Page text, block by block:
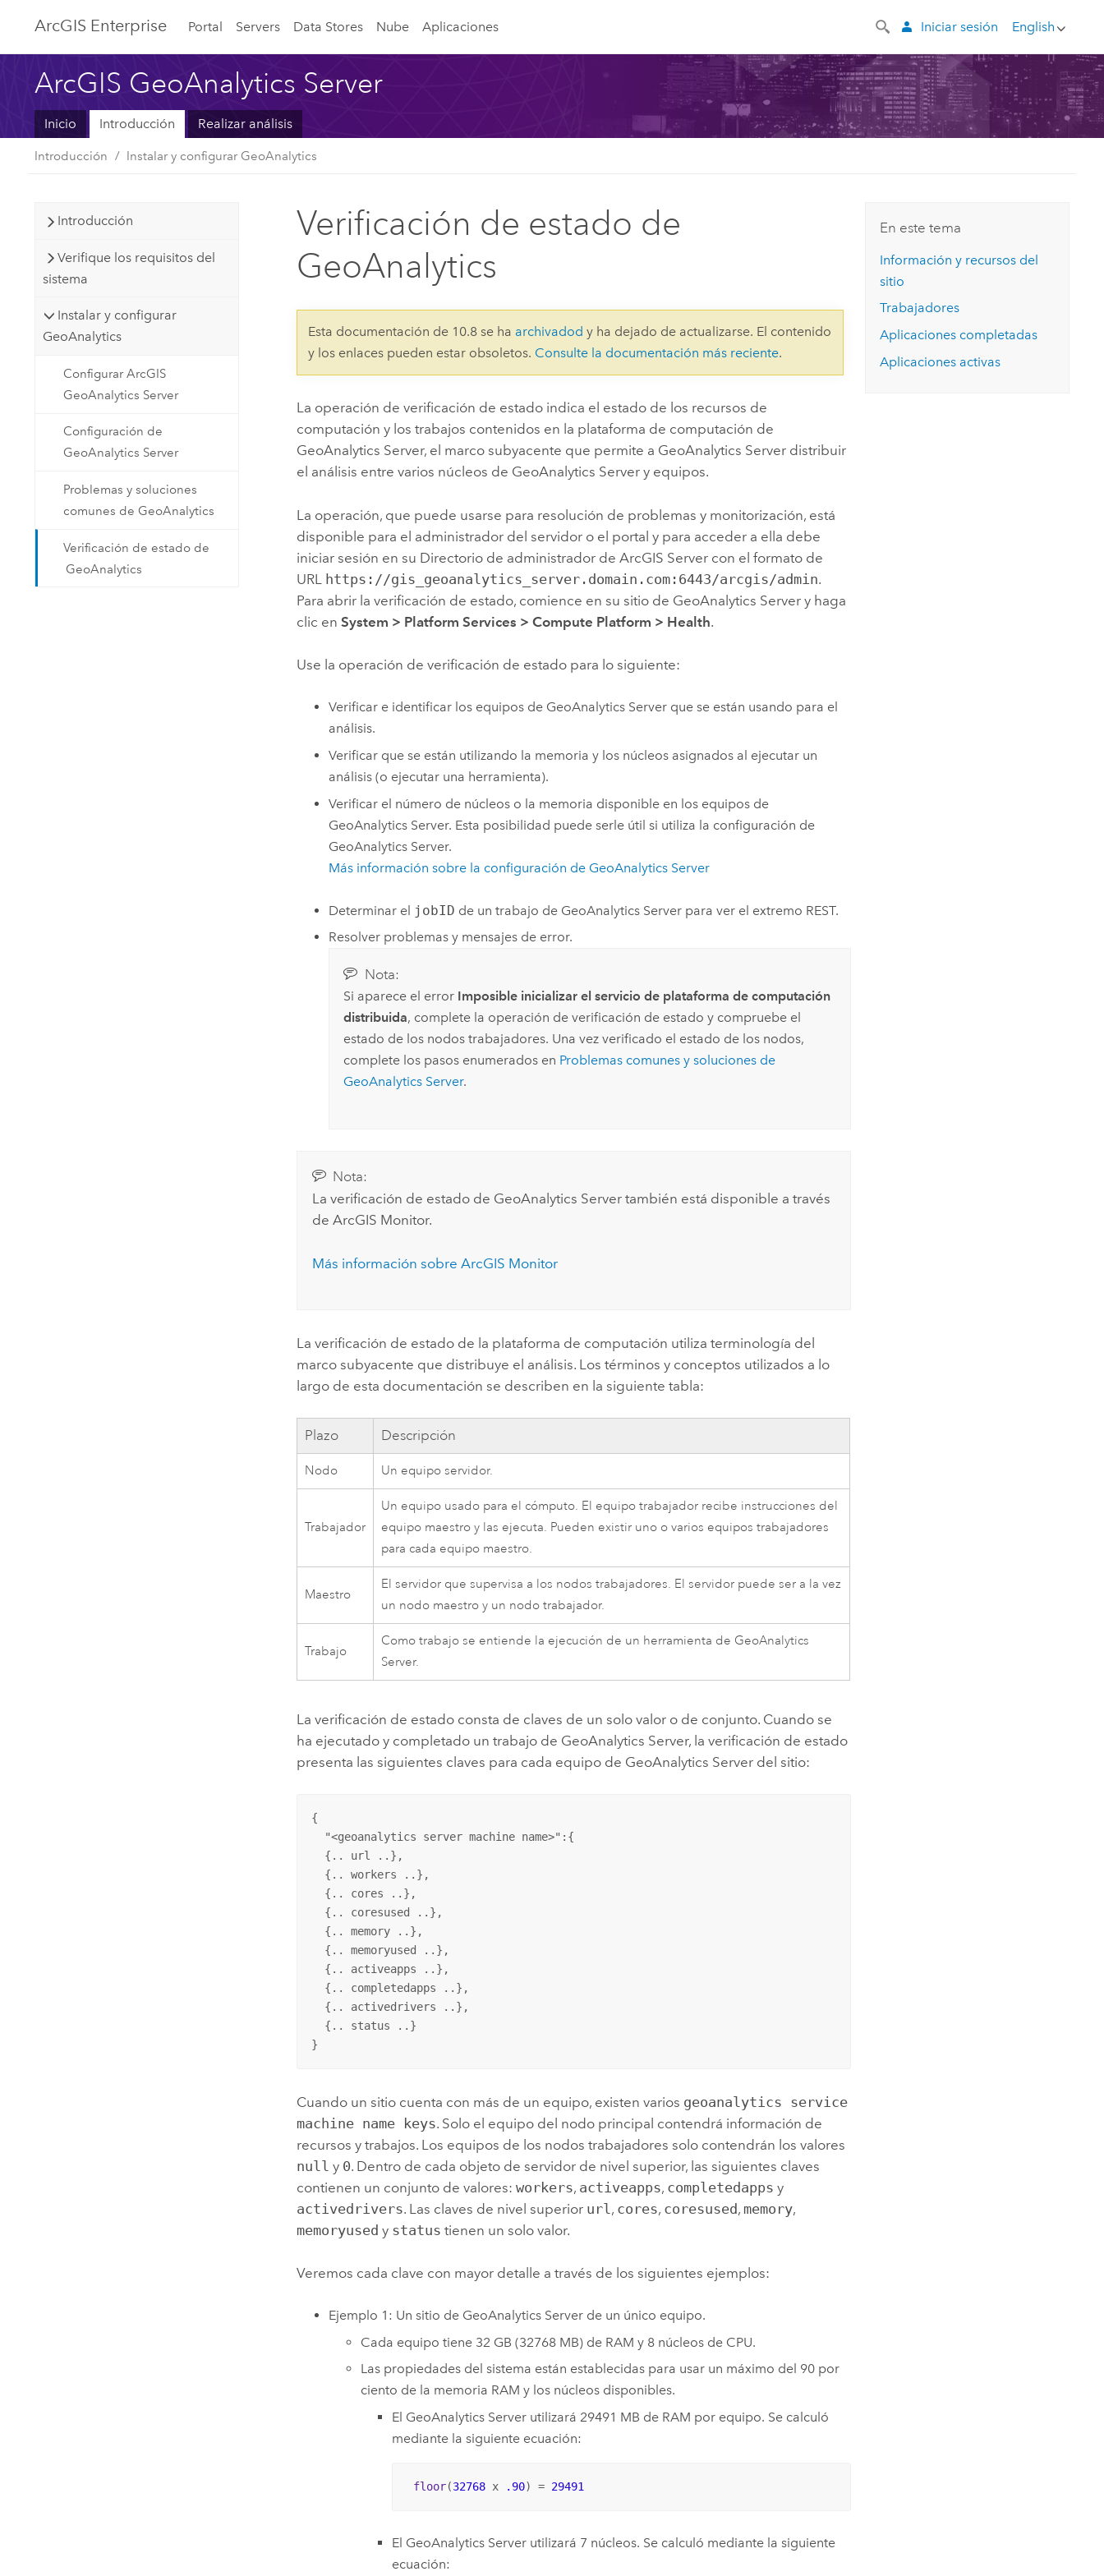
ArcGIS Enterprise Portal Servers Data Stores Nube Aplicaciones English
Iniciar sesión
ArcGIS GeoAnalytics Server
Inicio Introducción Realizar análisis
Introducción Instalar y configurar GeoAnalytics
Introducción
Verifique los requisitos del
sistema
Instalar y configurar
GeoAnalytics
Configurar ArcGIS
GeoAnalytics Server
Configuración de
GeoAnalytics Server
Problemas y soluciones
comunes de GeoAnalytics
Verificación de estado de
GeoAnalytics
Verificación de estado de
GeoAnalytics
Esta documentación de 10.8 se ha archivadod y ha dejado de actualizarse. El contenido
y los enlaces pueden estar obsoletos. Consulte la documentación más reciente.
La operación de verificación de estado indica el estado de los recursos de
computación y los trabajos contenidos en la plataforma de computación de
GeoAnalytics Server, el marco subyacente que permite a GeoAnalytics Server distribuir
el análisis entre varios núcleos de GeoAnalytics Server y equipos.
La operación, que puede usarse para resolución de problemas y monitorización, está
disponible para el administrador del servidor o el portal y para acceder a ella debe
iniciar sesión en su Directorio de administrador deArcGIS Server con el formato de
URL https://gis_geoanalytics_server.domain.com:6443/arcgis/admin.
Para abrir la verificación de estado, comience en su sitio de GeoAnalytics Server y haga
clic enSystem > Platform Services > Compute Platform > Health.
Use la operación de verificación de estado para lo siguiente:
Verificar e identificar los equipos de GeoAnalytics Serverque se están usando para el
análisis.
Verificar que se están utilizando la memoria y los núcleos asignados al ejecutar un
análisis (o ejecutar una herramienta).
Verificar el número de núcleos o la memoria disponible en los equipos de
GeoAnalytics Server. Esta posibilidad puede serle útil si utiliza la configuración de
GeoAnalytics Server.
Más información sobre la configuración de GeoAnalytics Server
Determinar el jobID de un trabajo de GeoAnalytics Serverpara ver el extremo REST.
Resolver problemas y mensajes de error.
Nota:
Si aparece el error Imposible inicializar el servicio de plataforma de computación
distribuida, complete la operación de verificación de estado y compruebe el
estado de los nodos trabajadores. Una vez verificado el estado de los nodos,
complete los pasos enumerados en Problemas comunes y soluciones de
GeoAnalytics Server.
Nota:
La verificación de estado de GeoAnalytics Servertambién está disponible a través
de ArcGIS Monitor.
Más información sobre ArcGIS Monitor
La verificación de estado de la plataforma de computación utiliza terminología del
marco subyacente que distribuye el análisis. Los términos y conceptos utilizados a lo
largo de esta documentación se describen en la siguiente tabla:
Plazo Descripción
Nodo Un equipo servidor.
Trabajador
Un equipo usado para el cómputo. El equipo trabajador recibe instrucciones del
equipo maestro y las ejecuta. Pueden existir uno o varios equipos trabajadores
para cada equipo maestro.
Maestro
El servidor que supervisa a los nodos trabajadores. El servidor puede ser a la vez
un nodo maestro y un nodo trabajador.
Trabajo
Como trabajo se entiende la ejecución de un herramienta de GeoAnalytics
Server.
La verificación de estado consta de claves de un solo valor o de conjunto. Cuando se
ha ejecutado y completado un trabajo de GeoAnalytics Server, la verificación de estado
presenta las siguientes claves para cada equipo de GeoAnalytics Server del sitio:
{
  "<geoanalytics server machine name>":{
  {.. url ..},
  {.. workers ..},
  {.. cores ..},
  {.. coresused ..},
  {.. memory ..},
  {.. memoryused ..},
  {.. activeapps ..},
  {.. completedapps ..},
  {.. activedrivers ..},
  {.. status ..}
}
Cuando un sitio cuenta con más de un equipo, existen varios geoanalytics service
machine name keys. Solo el equipo del nodo principal contendrá información de
recursos y trabajos. Los equipos de los nodos trabajadores solo contendrán los valores
null y 0. Dentro de cada objeto de servidor de nivel superior, las siguientes claves
contienen un conjunto de valores:workers, activeapps, completedapps y
activedrivers. Las claves de nivel superior url , cores, coresused, memory,
memoryused y status tienen un solo valor.
Veremos cada clave con mayor detalle a través de los siguientes ejemplos:
Ejemplo 1: Un sitio de GeoAnalytics Serverde un único equipo.
Cada equipo tiene 32 GB (32768 MB) de RAM y 8 núcleos de CPU.
Las propiedades del sistema están establecidas para usar un máximo del 90 por
ciento de la memoria RAM y los núcleos disponibles.
El GeoAnalytics Server utilizará 29491 MB de RAM por equipo. Se calculó
mediante la siguiente ecuación:
floor(32768 x .90) = 29491
El GeoAnalytics Server utilizará 7 núcleos. Se calculó mediante la siguiente
ecuación:
En este tema
Información y recursos del
sitio
Trabajadores
Aplicaciones completadas
Aplicaciones activas